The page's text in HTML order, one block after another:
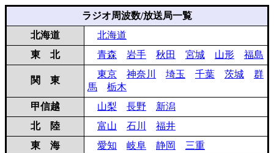
ラジオ周波数/放送局一覧
北海道
北海道
東 北
青森 岩手 秋田 宮城 山形 福島
関 東
東京 神奈川 埼玉 千葉 茨城
群
馬
栃木
甲信越
山梨 長野
新潟
北 陸
富山 石川
福井
東 海
愛知 岐阜 静岡 三重